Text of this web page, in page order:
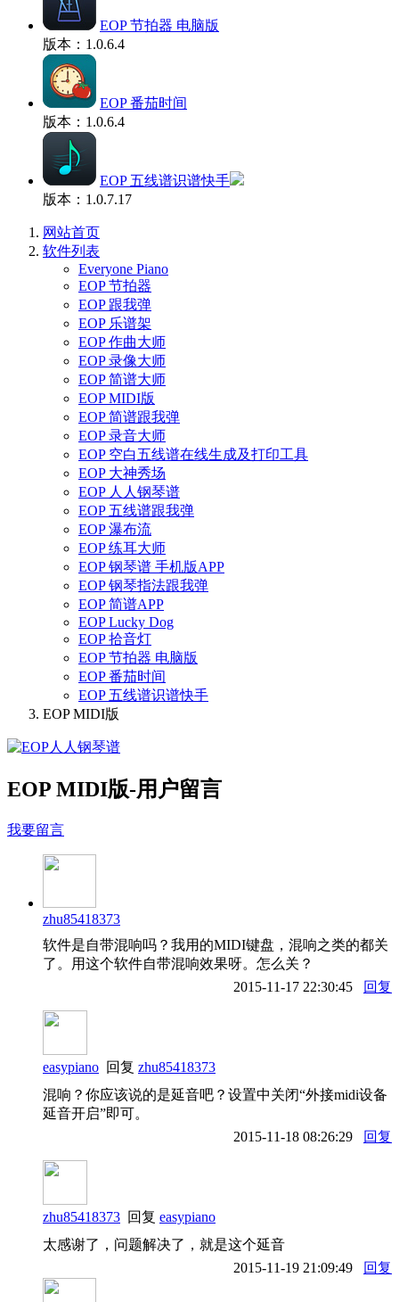
EOP 节拍器 电脑版
版本：1.0.6.4
EOP 番茄时间
版本：1.0.6.4
EOP 五线谱识谱快手
版本：1.0.7.17
网站首页
软件列表
Everyone Piano
EOP 节拍器
EOP 跟我弹
EOP 乐谱架
EOP 作曲大师
EOP 录像大师
EOP 简谱大师
EOP MIDI版
EOP 简谱跟我弹
EOP 录音大师
EOP 空白五线谱在线生成及打印工具
EOP 大神秀场
EOP 人人钢琴谱
EOP 五线谱跟我弹
EOP 瀑布流
EOP 练耳大师
EOP 钢琴谱 手机版APP
EOP 钢琴指法跟我弹
EOP 简谱APP
EOP Lucky Dog
EOP 拾音灯
EOP 节拍器 电脑版
EOP 番茄时间
EOP 五线谱识谱快手
EOP MIDI版
EOP MIDI版-用户留言
我要留言
zhu85418373
软件是自带混响吗？我用的MIDI键盘，混响之类的都关
了。用这个软件自带混响效果呀。怎么关？
2015-11-17 22:30:45
回复
easypiano 回复 zhu85418373
混响？你应该说的是延音吧？设置中关闭“外接midi设备
延音开启”即可。
2015-11-18 08:26:29
回复
zhu85418373 回复 easypiano
太感谢了，问题解决了，就是这个延音
2015-11-19 21:09:49
回复